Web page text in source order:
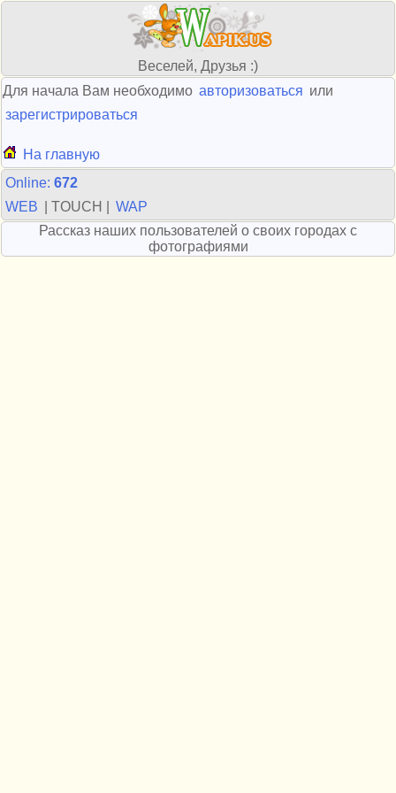
Веселей, Друзья :)
Для начала Вам необходимо авторизоваться или
зарегистрироваться
На главную
Online: 672
WEB
| TOUCH |
WAP
Рассказ наших пользователей о своих городах с
фотографиями